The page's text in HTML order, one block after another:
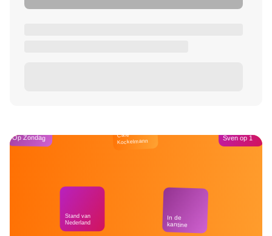
Op Zondag
Stand van
Nederland
Café
Kockelmann
In de
kantine
Sven op 1